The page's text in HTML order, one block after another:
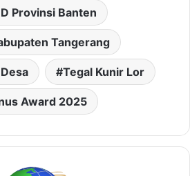
Provinsi Banten
Tangerang
Tegal Kunir Lor
Award 2025